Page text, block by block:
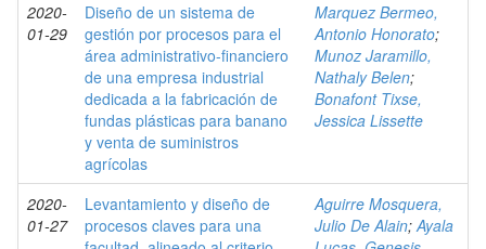
2020-
01-29
Diseño de un sistema de
gestión por procesos para el
área administrativo-financiero
de una empresa industrial
dedicada a la fabricación de
fundas plásticas para banano
y venta de suministros
agrícolas
Marquez Bermeo,
Antonio Honorato;
Munoz Jaramillo,
Nathaly Belen;
Bonafont Tixse,
Jessica Lissette
2020-
01-27
Levantamiento y diseño de
procesos claves para una
Aguirre Mosquera,
Julio De Alain;Ayala